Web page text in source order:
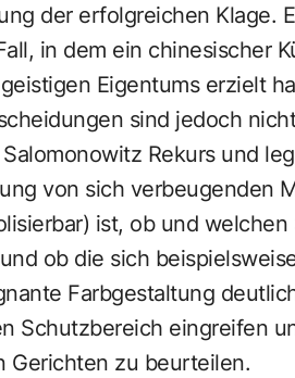
der erfolgreichen Klage.
in dem ein chinesischer
Eigentums erzielt
sind jedoch
Rekurs und
von sich verbeugenden
ist, ob und
ob die sich
Farbgestaltung
Schutzbereich eingreifen
Gerichten zu beurteilen.